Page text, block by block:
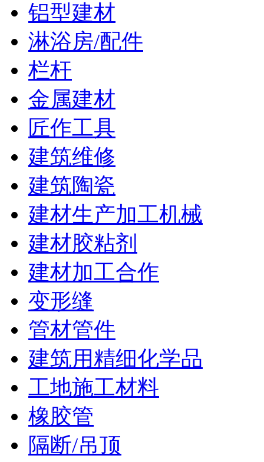
铝型建材
淋浴房/配件
栏杆
金属建材
匠作工具
建筑维修
建筑陶瓷
建材生产加工机械
建材胶粘剂
建材加工合作
变形缝
管材管件
建筑用精细化学品
工地施工材料
橡胶管
隔断/吊顶